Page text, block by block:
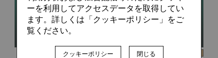
ーを利用してアクセスデータを取得してい
ます。詳しくは「クッキーポリシー」をご
覧ください。
クッキーポリシー 閉じる